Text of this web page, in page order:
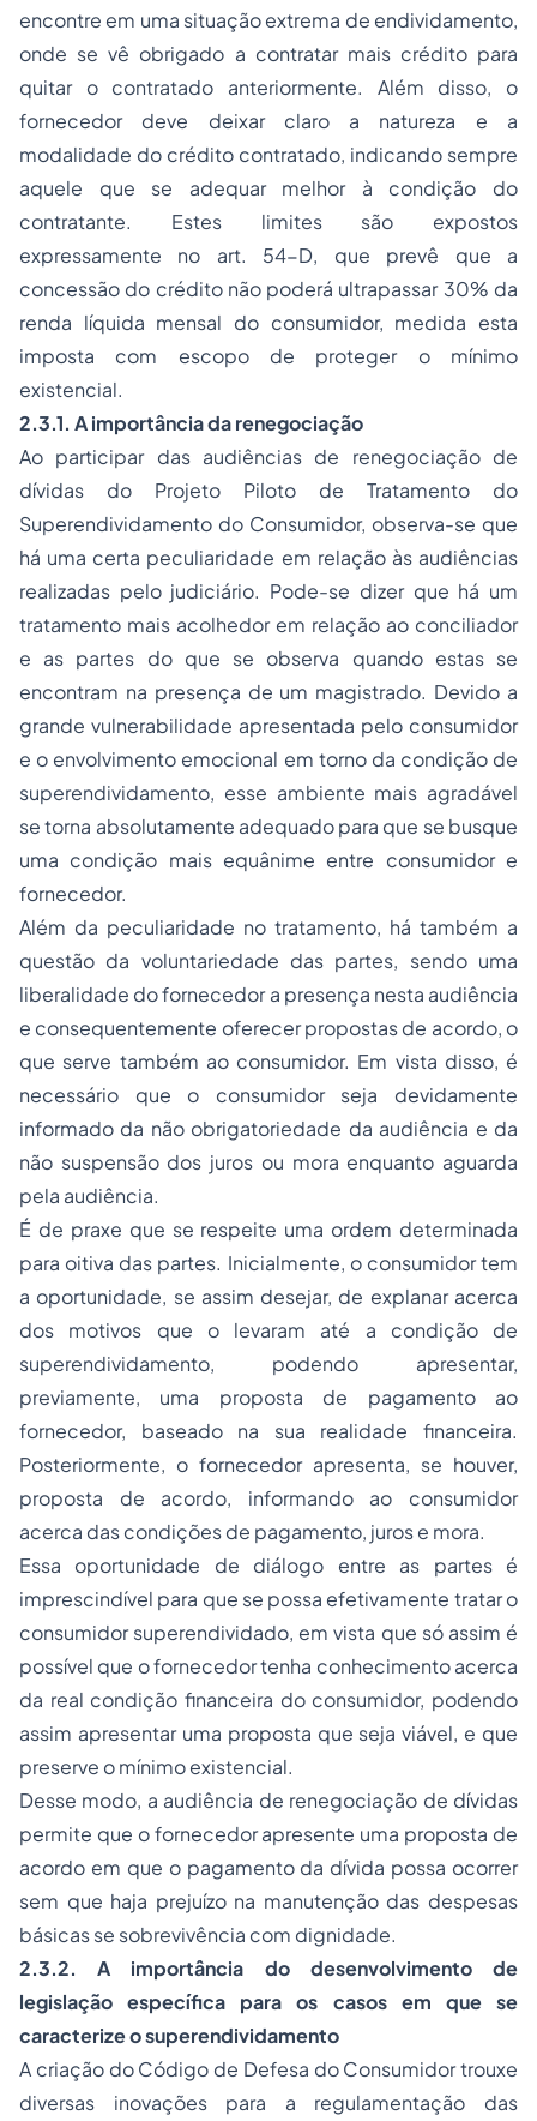
encontre em uma situação extrema de endividamento,
onde se vê obrigado a contratar mais crédito para
quitar o contratado anteriormente. Além disso, o
fornecedor deve deixar claro a natureza e a
modalidade do crédito contratado, indicando sempre
aquele que se adequar melhor à condição do
contratante. Estes limites são expostos
expressamente no art. 54-D, que prevê que a
concessão do crédito não poderá ultrapassar 30% da
renda líquida mensal do consumidor, medida esta
imposta com escopo de proteger o mínimo
existencial.
2.3.1. A importância da renegociação
Ao participar das audiências de renegociação de
dívidas do Projeto Piloto de Tratamento do
Superendividamento do Consumidor, observa-se que
há uma certa peculiaridade em relação às audiências
realizadas pelo judiciário. Pode-se dizer que há um
tratamento mais acolhedor em relação ao conciliador
e as partes do que se observa quando estas se
encontram na presença de um magistrado. Devido a
grande vulnerabilidade apresentada pelo consumidor
e o envolvimento emocional em torno da condição de
superendividamento, esse ambiente mais agradável
se torna absolutamente adequado para que se busque
uma condição mais equânime entre consumidor e
fornecedor.
Além da peculiaridade no tratamento, há também a
questão da voluntariedade das partes, sendo uma
liberalidade do fornecedor a presença nesta audiência
e consequentemente oferecer propostas de acordo, o
que serve também ao consumidor. Em vista disso, é
necessário que o consumidor seja devidamente
informado da não obrigatoriedade da audiência e da
não suspensão dos juros ou mora enquanto aguarda
pela audiência.
É de praxe que se respeite uma ordem determinada
para oitiva das partes. Inicialmente, o consumidor tem
a oportunidade, se assim desejar, de explanar acerca
dos motivos que o levaram até a condição de
superendividamento, podendo apresentar,
previamente, uma proposta de pagamento ao
fornecedor, baseado na sua realidade financeira.
Posteriormente, o fornecedor apresenta, se houver,
proposta de acordo, informando ao consumidor
acerca das condições de pagamento, juros e mora.
Essa oportunidade de diálogo entre as partes é
imprescindível para que se possa efetivamente tratar o
consumidor superendividado, em vista que só assim é
possível que o fornecedor tenha conhecimento acerca
da real condição financeira do consumidor, podendo
assim apresentar uma proposta que seja viável, e que
preserve o mínimo existencial.
Desse modo, a audiência de renegociação de dívidas
permite que o fornecedor apresente uma proposta de
acordo em que o pagamento da dívida possa ocorrer
sem que haja prejuízo na manutenção das despesas
básicas se sobrevivência com dignidade.
2.3.2. A importância do desenvolvimento de
legislação específica para os casos em que se
caracterize o superendividamento
A criação do Código de Defesa do Consumidor trouxe
diversas inovações para a regulamentação das